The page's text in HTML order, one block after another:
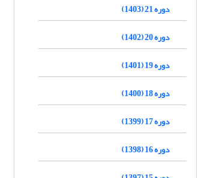
دوره 21 (1403)
دوره 20 (1402)
دوره 19 (1401)
دوره 18 (1400)
دوره 17 (1399)
دوره 16 (1398)